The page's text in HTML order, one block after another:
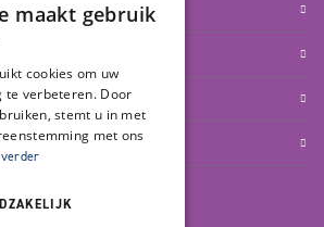
maakt gebruik
cookies om uw
verbeteren. Door
stemt u in met
met ons